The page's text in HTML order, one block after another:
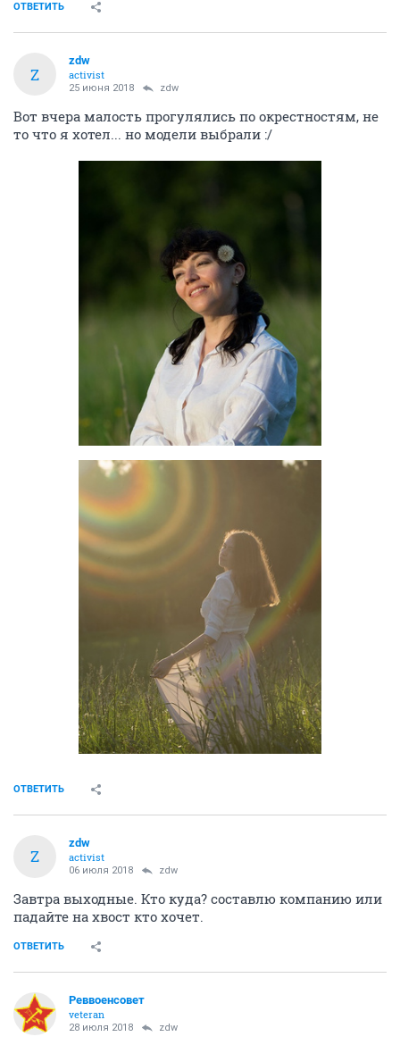
ОТВЕТИТЬ
Z
zdw
activist
25 июня 2018 zdw
Вот вчера малость прогулялись по окрестностям, не
то что я хотел... но модели выбрали :/
ОТВЕТИТЬ
Z
zdw
activist
06 июля 2018 zdw
Завтра выходные. Кто куда? составлю компанию или
падайте на хвост кто хочет.
ОТВЕТИТЬ
Реввоенсовет
veteran
28 июля 2018 zdw